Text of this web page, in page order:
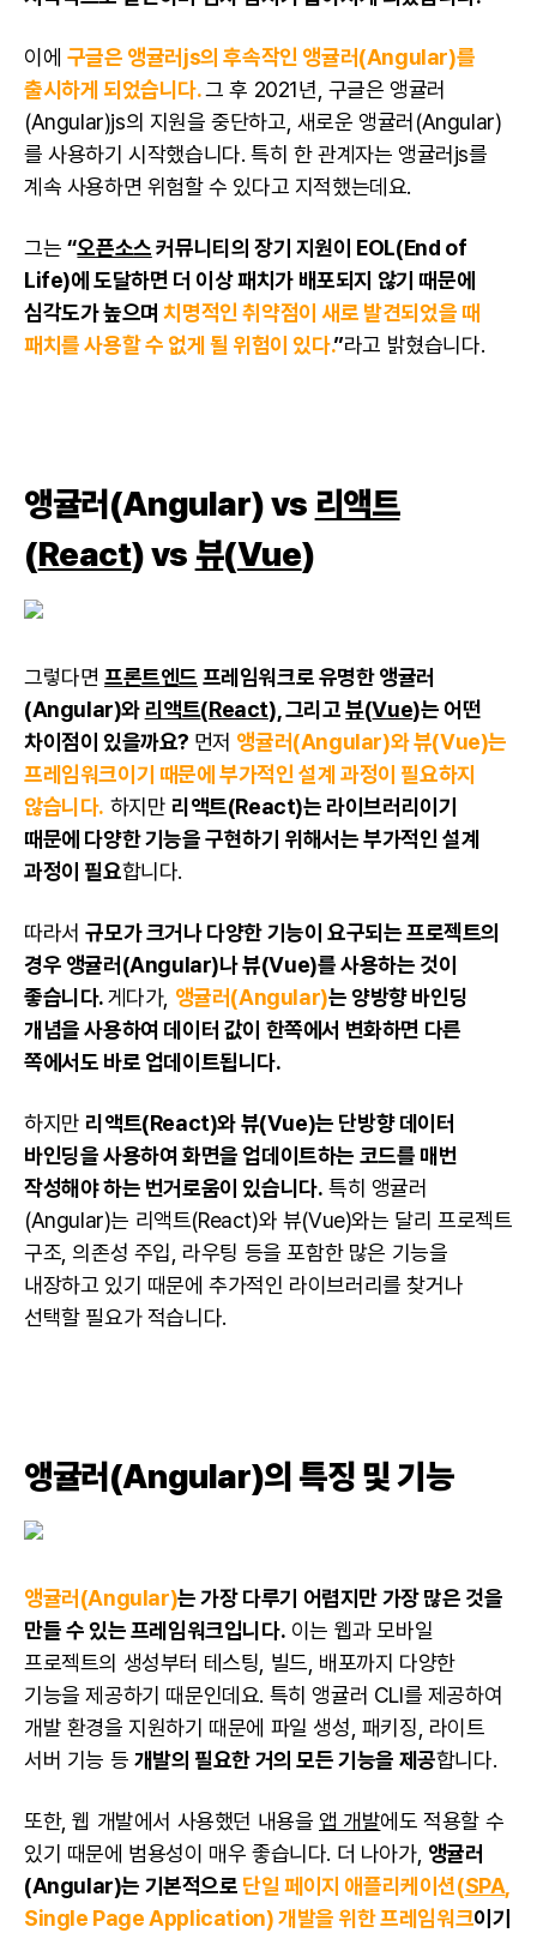
이에 구글은 앵귤러js의 후속작인 앵귤러(Angular)를
출시하게 되었습니다.그 후 2021년, 구글은 앵귤러
(Angular)js의 지원을 중단하고, 새로운 앵귤러(Angular)
를 사용하기 시작했습니다. 특히 한 관계자는 앵귤러js를
계속 사용하면 위험할 수 있다고 지적했는데요.
그는 “오픈소스커뮤니티의 장기 지원이 EOL(End of
Life)에 도달하면 더 이상 패치가 배포되지 않기 때문에
심각도가 높으며치명적인 취약점이 새로 발견되었을 때
패치를 사용할 수 없게 될 위험이 있다.”라고 밝혔습니다.
앵귤러(Angular) vs 리액트
(React) vs 뷰(Vue)
그렇다면 프론트엔드 프레임워크로 유명한 앵귤러
(Angular)와 리액트(React), 그리고 뷰(Vue)는 어떤
차이점이 있을까요? 먼저 앵귤러(Angular)와 뷰(Vue)는
프레임워크이기 때문에 부가적인 설계 과정이 필요하지
않습니다. 하지만 리액트(React)는 라이브러리이기
때문에 다양한 기능을 구현하기 위해서는 부가적인 설계
과정이 필요합니다.
따라서규모가 크거나 다양한 기능이 요구되는 프로젝트의
경우 앵귤러(Angular)나 뷰(Vue)를 사용하는 것이
좋습니다.게다가, 앵귤러(Angular)는 양방향 바인딩
개념을 사용하여 데이터 값이 한쪽에서 변화하면 다른
쪽에서도 바로 업데이트됩니다.
하지만 리액트(React)와 뷰(Vue)는 단방향 데이터
바인딩을 사용하여 화면을 업데이트하는 코드를 매번
작성해야 하는 번거로움이 있습니다. 특히 앵귤러
(Angular)는 리액트(React)와 뷰(Vue)와는 달리 프로젝트
구조, 의존성 주입, 라우팅 등을 포함한 많은 기능을
내장하고 있기 때문에 추가적인 라이브러리를 찾거나
선택할 필요가 적습니다.
앵귤러(Angular)의 특징 및 기능
앵귤러(Angular)는 가장 다루기 어렵지만 가장 많은 것을
만들 수 있는 프레임워크입니다. 이는 웹과 모바일
프로젝트의 생성부터 테스팅, 빌드, 배포까지 다양한
기능을 제공하기 때문인데요. 특히 앵귤러 CLI를 제공하여
개발 환경을 지원하기 때문에 파일 생성, 패키징, 라이트
서버 기능 등 개발의 필요한 거의 모든 기능을 제공합니다.
또한, 웹 개발에서 사용했던 내용을 앱 개발에도 적용할 수
있기 때문에 범용성이 매우 좋습니다. 더 나아가, 앵귤러
(Angular)는 기본적으로 단일 페이지 애플리케이션(SPA
Single Page Application) 개발을 위한 프레임워크이기